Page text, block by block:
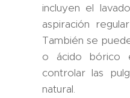
incluyen el
aspiración
También se
o ácido bórico
controlar las
natural.